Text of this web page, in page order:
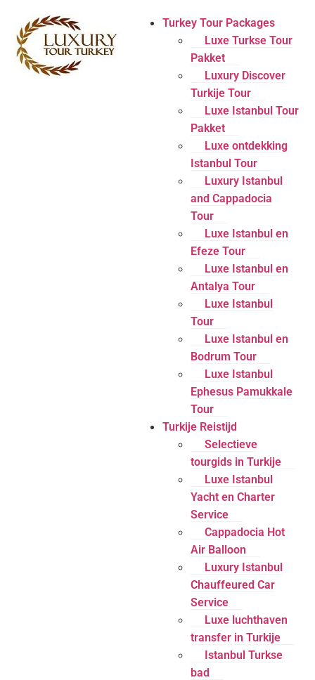
Turkey Tour Packages
Luxe Turkse Tour
Pakket
Luxury Discover
Turkije Tour
Luxe Istanbul Tour
Pakket
Luxe ontdekking
Istanbul Tour
Luxury Istanbul
and Cappadocia
Tour
Luxe Istanbul en
Efeze Tour
Luxe Istanbul en
Antalya Tour
Luxe Istanbul
Tour
Luxe Istanbul en
Bodrum Tour
Luxe Istanbul
Ephesus Pamukkale
Tour
Turkije Reistijd
Selectieve
tourgids in Turkije
Luxe Istanbul
Yacht en Charter
Service
Cappadocia Hot
Air Balloon
Luxury Istanbul
Chauffeured Car
Service
Luxe luchthaven
transfer in Turkije
Istanbul Turkse
bad